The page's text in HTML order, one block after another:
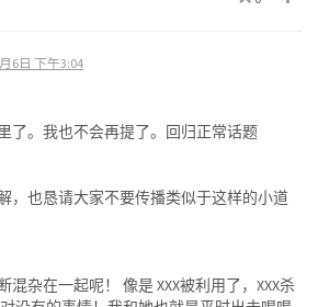
6日 下午3:04
了。我也不会再提了。回归正常话题
，也恳请大家不要传播类似于这样的小道
杂在一起呢！ 像是 XXX被利用了，XXX杀